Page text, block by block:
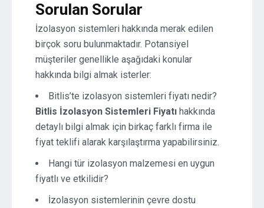
Sorulan Sorular
İzolasyon sistemleri hakkında merak edilen
birçok soru bulunmaktadır. Potansiyel
müşteriler genellikle aşağıdaki konular
hakkında bilgi almak isterler:
Bitlis’te izolasyon sistemleri fiyatı nedir?
Bitlis İzolasyon Sistemleri Fiyatı hakkında
detaylı bilgi almak için birkaç farklı firma ile
fiyat teklifi alarak karşılaştırma yapabilirsiniz.
Hangi tür izolasyon malzemesi en uygun
fiyatlı ve etkilidir?
İzolasyon sistemlerinin çevre dostu